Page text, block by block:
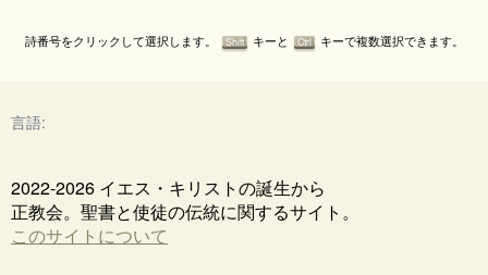
詩番号をクリックして選択します。 Shift キーと Ctrl キーで複数選択できます。
言語:
2022-2026 イエス・キリストの誕生から
正教会。聖書と使徒の伝統に関するサイト。
このサイトについて